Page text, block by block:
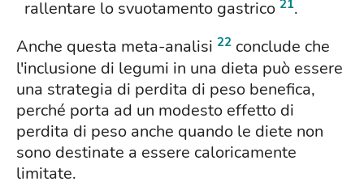
rallentare lo svuotamento gastrico 21.
Anche questa meta-analisi 22 conclude che
l'inclusione di legumi in una dieta può essere
una strategia di perdita di peso benefica,
perché porta ad un modesto effetto di
perdita di peso anche quando le diete non
sono destinate a essere caloricamente
limitate.